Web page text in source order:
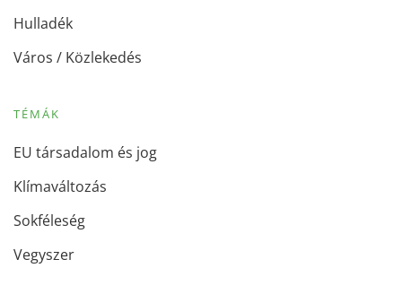
Hulladék
Város / Közlekedés
TÉMÁK
EU társadalom és jog
Klímaváltozás
Sokféleség
Vegyszer